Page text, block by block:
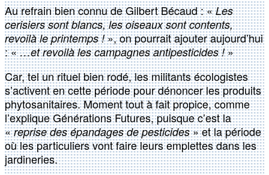
Au refrain bien connu de Gilbert Bécaud : «Les
cerisiers sont blancs, les oiseaux sont contents,
revoilà le printemps !», on pourrait ajouter aujourd’hui
: «…et revoilà les campagnes antipesticides !»
Car, tel un rituel bien rodé, les militants écologistes
s’activent en cette période pour dénoncer les produits
phytosanitaires. Moment tout à fait propice, comme
l’explique Générations Futures, puisque c’est la
«reprise des épandages de pesticides» et la période
où les particuliers vont faire leurs emplettes dans les
jardineries.